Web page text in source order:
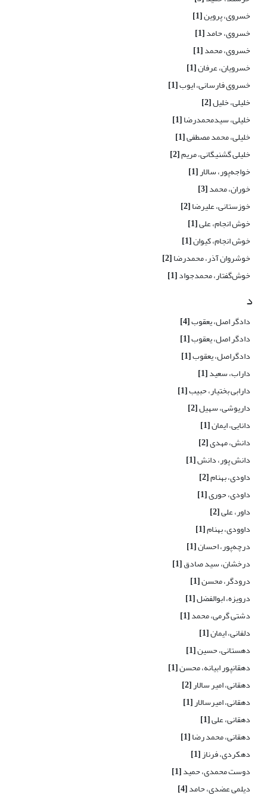
خسروی، پروین[1]
خسروی، حامد[1]
خسروی، محمد[1]
خسرویان، عرفان[1]
خسروی فارسانی، ایوب[1]
خلیلی، خلیل[2]
خلیلی، سیدمحمدرضا[1]
خلیلی، محمد مصطفی[1]
خلیلی گشنیگانی، مریم[2]
خواجه‌پور، سالار[1]
خوران، محمد[3]
خوزستانی، علیرضا[2]
خوش انجام، علی[1]
خوش انجام، کیوان[1]
خوشروان آذر، محمدرضا[2]
خوش‌گفتار، محمدجواد[1]
د
دادگر اصل، یعقوب[4]
دادگر اصل، یعقوب[1]
دادگراصل، یعقوب[1]
داراب، سعید[1]
دارابی بختیار، حبیب[1]
داریوشی، سهیل[2]
دانایی، ایمان[1]
دانش، مهدی[2]
دانش پور، دانش[1]
داودی، بهنام[2]
داودی، حوری[1]
داور، علی[2]
داوودی، بهنام[1]
درچه‌پور، احسان[1]
درخشان، سید صادق[1]
درودگر، محسن[1]
درویزه، ابوالفضل[1]
دشتی گرمی، محمد[1]
دلفانی، ایمان[1]
دهستانی، حسین[1]
دهقانپور ابیانه، محسن[1]
دهقانی، امیر سالار[2]
دهقانی، امیرسالار[1]
دهقانی، علی[1]
دهقانی، محمد رضا[1]
دهکردی، فرناز[1]
دوست محمدی، حمید[1]
دیلمی عضدی، حامد[4]